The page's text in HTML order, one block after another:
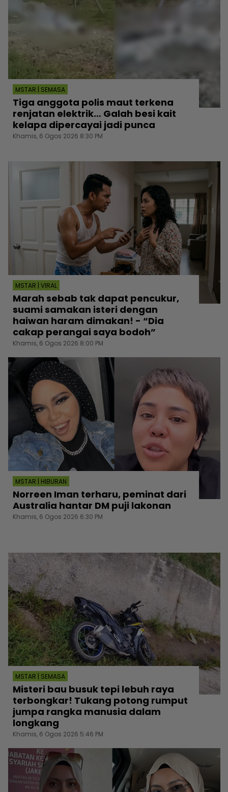
MSTAR | SEMASA
Tiga anggota polis maut terkena
renjatan elektrik… Galah besi kait
kelapa dipercayai jadi punca
Khamis, 6 Ogos 2026 8:30 PM
MSTAR | VIRAL
Marah sebab tak dapat pencukur,
suami samakan isteri dengan
haiwan haram dimakan! - “Dia
cakap perangai saya bodoh”
Khamis, 6 Ogos 2026 8:00 PM
MSTAR | HIBURAN
Norreen Iman terharu, peminat dari
Australia hantar DM puji lakonan
Khamis, 6 Ogos 2026 6:30 PM
MSTAR | SEMASA
Misteri bau busuk tepi lebuh raya
terbongkar! Tukang potong rumput
jumpa rangka manusia dalam
longkang
Khamis, 6 Ogos 2026 5:46 PM